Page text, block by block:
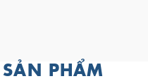
PHẨM